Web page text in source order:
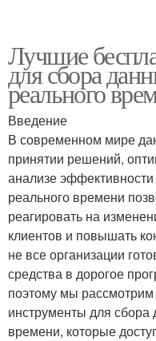
Лучшие
для сбора
реального
Введение
В современном мире
принятии решений,
анализе
реального времени
реагировать на
клиентов и повышать
не все организации
средства в дорогое
поэтому мы
инструменты для
времени, которые